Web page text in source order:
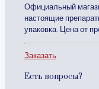
Официальный
настоящие
упаковка. Цена от
Заказать
Есть вопросы?